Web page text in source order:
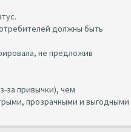
должны быть
не предложив
за привычки), чем
прозрачными и выгодными